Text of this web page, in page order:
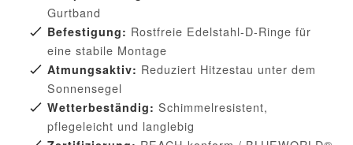
Gurtband
Befestigung: Rostfreie Edelstahl-D-Ringe für
eine stabile Montage
Atmungsaktiv: Reduziert Hitzestau unter dem
Sonnensegel
Wetterbeständig: Schimmelresistent,
pflegeleicht und langlebig